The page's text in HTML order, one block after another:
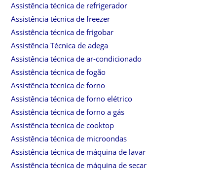
Assistência técnica de refrigerador
Assistência técnica de freezer
Assistência técnica de frigobar
Assistência Técnica de adega
Assistência técnica de ar-condicionado
Assistência técnica de fogão
Assistência técnica de forno
Assistência técnica de forno elétrico
Assistência técnica de forno a gás
Assistência técnica de cooktop
Assistência técnica de microondas
Assistência técnica de máquina de lavar
Assistência técnica de máquina de secar